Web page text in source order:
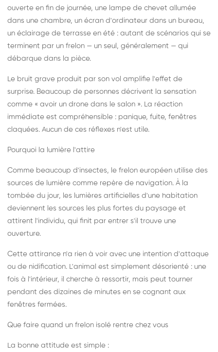
ouverte en fin de journée, une lampe de chevet allumée
dans une chambre, un écran d'ordinateur dans un bureau,
un éclairage de terrasse en été : autant de scénarios qui se
terminent par un frelon — un seul, généralement — qui
débarque dans la pièce.
Le bruit grave produit par son vol amplifie l'effet de
surprise. Beaucoup de personnes décrivent la sensation
comme « avoir un drone dans le salon ». La réaction
immédiate est compréhensible : panique, fuite, fenêtres
claquées. Aucun de ces réflexes n'est utile.
Pourquoi la lumière l'attire
Comme beaucoup d'insectes, le frelon européen utilise des
sources de lumière comme repère de navigation. À la
tombée du jour, les lumières artificielles d'une habitation
deviennent les sources les plus fortes du paysage et
attirent l'individu, qui finit par entrer s'il trouve une
ouverture.
Cette attirance n'a rien à voir avec une intention d'attaque
ou de nidification. L'animal est simplement désorienté : une
fois à l'intérieur, il cherche à ressortir, mais peut tourner
pendant des dizaines de minutes en se cognant aux
fenêtres fermées.
Que faire quand un frelon isolé rentre chez vous
La bonne attitude est simple :